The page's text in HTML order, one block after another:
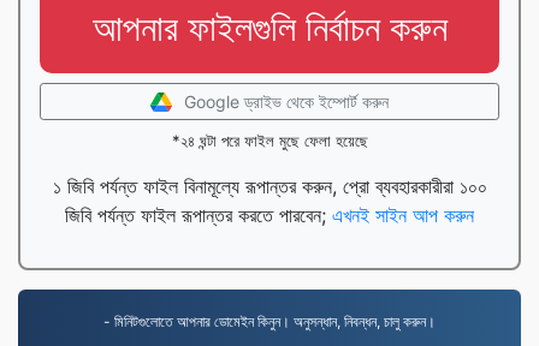
আপনার ফাইলগুলি নির্বাচন করুন
Google ড্রাইভ থেকে ইম্পোর্ট করুন
*২৪ ঘন্টা পরে ফাইল মুছে ফেলা হয়েছে
১ জিবি পর্যন্ত ফাইল বিনামূল্যে রূপান্তর করুন, প্রো ব্যবহারকারীরা ১০০
জিবি পর্যন্ত ফাইল রূপান্তর করতে পারবেন; এখনই সাইন আপ করুন
- মিনিটগুলোতে আপনার ডোমেইন কিনুন। অনুসন্ধান, নিবন্ধন, চালু করুন।